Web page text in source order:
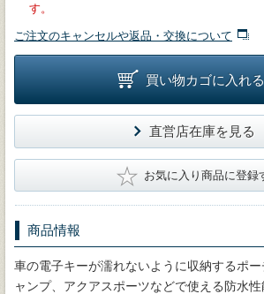
す。
ご注文のキャンセルや返品・交換について
買い物カゴに入れる
直営店在庫を見る
★ お気に入り商品に登録
商品情報
車の電子キーが濡れないように収納するポ
ャンプ、アクアスポーツなどで使える防水